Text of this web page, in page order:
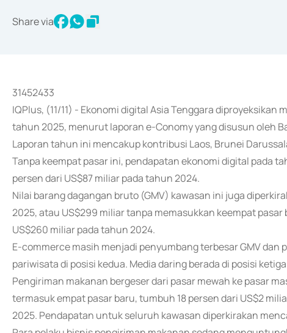
Share via
31452433
IQPlus, (11/11) - Ekonomi digital Asia Tenggara
tahun 2025, menurut laporan e-Conomy yang disusun oleh
Laporan tahun ini mencakup kontribusi Laos, Brunei
Tanpa keempat pasar ini, pendapatan ekonomi digital pada
persen dari US$87 miliar pada tahun 2024.
Nilai barang dagangan bruto (GMV) kawasan ini juga
2025, atau US$299 miliar tanpa memasukkan keempat
US$260 miliar pada tahun 2024.
E-commerce masih menjadi penyumbang terbesar GMV dan
pariwisata di posisi kedua. Media daring berada di posisi
Pengiriman makanan bergeser dari pasar mewah ke pasar
termasuk empat pasar baru, tumbuh 18 persen dari US$2
2025. Pendapatan untuk seluruh kawasan diperkirakan